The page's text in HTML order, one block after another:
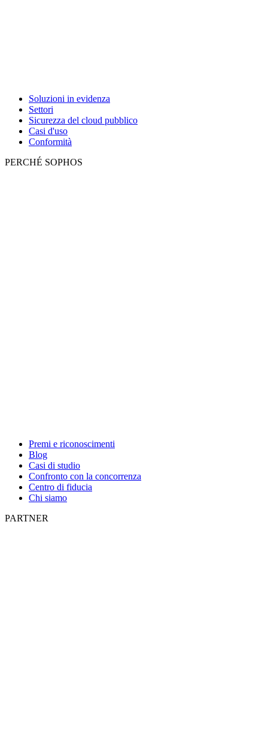
Soluzioni in evidenza
Settori
Sicurezza del cloud pubblico
Casi d'uso
Conformità
PERCHÉ SOPHOS
Premi e riconoscimenti
Blog
Casi di studio
Confronto con la concorrenza
Centro di fiducia
Chi siamo
PARTNER